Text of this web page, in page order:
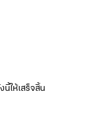
ให้เสร็จสิ้น